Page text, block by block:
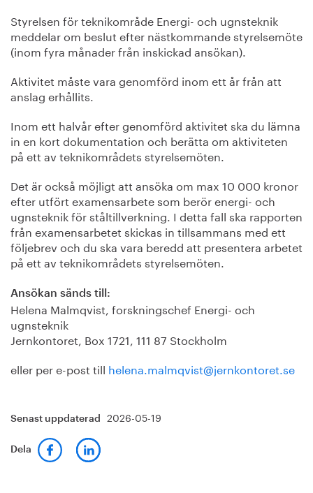
Styrelsen för teknikområde Energi- och ugnsteknik
meddelar om beslut efter nästkommande styrelsemöte
(inom fyra månader från inskickad ansökan).
Aktivitet måste vara genomförd inom ett år från att
anslag erhållits.
Inom ett halvår efter genomförd aktivitet ska du lämna
in en kort dokumentation och berätta om aktiviteten
på ett av teknikområdets styrelsemöten.
Det är också möjligt att ansöka om max 10 000 kronor
efter utfört examensarbete som berör energi- och
ugnsteknik för ståltillverkning. I detta fall ska rapporten
från examensarbetet skickas in tillsammans med ett
följebrev och du ska vara beredd att presentera arbetet
på ett av teknikområdets styrelsemöten.
Ansökan sänds till:
Helena Malmqvist, forskningschef Energi- och
ugnsteknik
Jernkontoret, Box 1721, 111 87 Stockholm
eller per e-post till helena.malmqvist@jernkontoret.se
Senast uppdaterad 2026-05-19
Dela